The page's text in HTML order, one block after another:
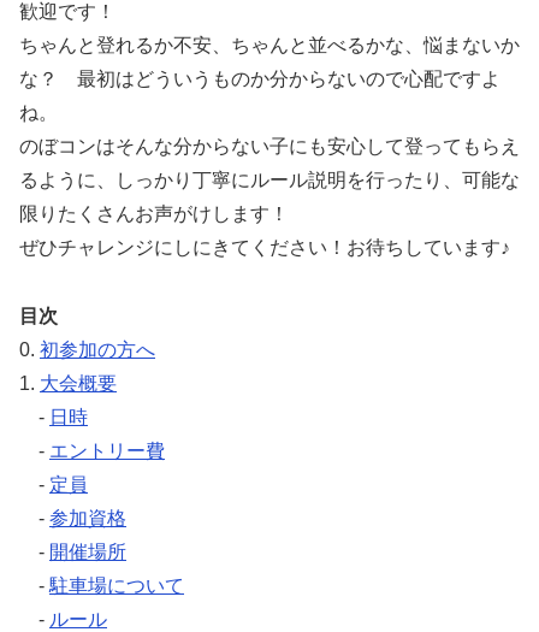
歓迎です！
ちゃんと登れるか不安、ちゃんと並べるかな、悩まないか
な？ 最初はどういうものか分からないので心配ですよ
ね。
のぼコンはそんな分からない子にも安心して登ってもらえ
るように、しっかり丁寧にルール説明を行ったり、可能な
限りたくさんお声がけします！
ぜひチャレンジにしにきてください！お待ちしています♪
目次
0. 初参加の方へ
1. 大会概要
- 日時
- エントリー費
- 定員
- 参加資格
- 開催場所
- 駐車場について
- ルール